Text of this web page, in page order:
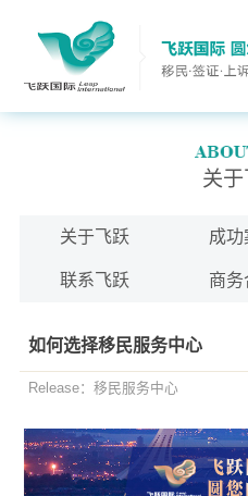
关
关于飞跃 成功
联系飞跃 商务
如何选择移民服务中心
Release：移民服务中心